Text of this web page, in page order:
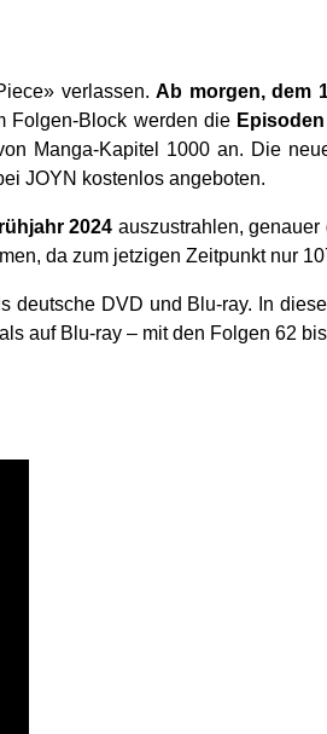
verlassen.Ab morgen, dem
Folgen-Block werden die
Manga-Kapitel 1000 an. Die
JOYN kostenlos angeboten.
2024 auszustrahlen,
da zum jetzigen Zeitpunkt nur
deutsche DVD und Blu-ray. In
auf Blu-ray – mit den Folgen 62